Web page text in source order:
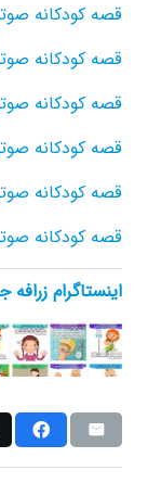
قصه کودکانه
قصه کودکانه
قصه کودکانه
قصه کودکانه
قصه کودکانه
قصه کودکانه
اینستاگرام زرافه